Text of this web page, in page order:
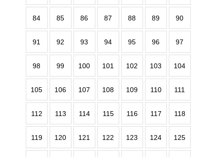
84 85 86 87 88 89 90
91 92 93 94 95 96 97
98 99 100 101 102 103 104
105 106 107 108 109 110 111
112 113 114 115 116 117 118
119 120 121 122 123 124 125